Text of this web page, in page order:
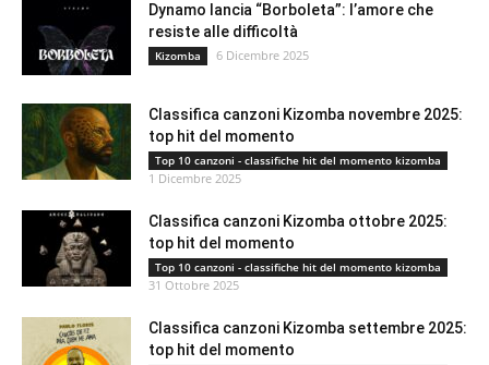
Dynamo lancia “Borboleta”: l’amore che
resiste alle difficoltà
Kizomba 6 Dicembre 2025
Classifica canzoni Kizomba novembre 2025:
top hit del momento
Top 10 canzoni - classifiche hit del momento kizomba
1 Dicembre 2025
Classifica canzoni Kizomba ottobre 2025:
top hit del momento
Top 10 canzoni - classifiche hit del momento kizomba
31 Ottobre 2025
Classifica canzoni Kizomba settembre 2025:
top hit del momento